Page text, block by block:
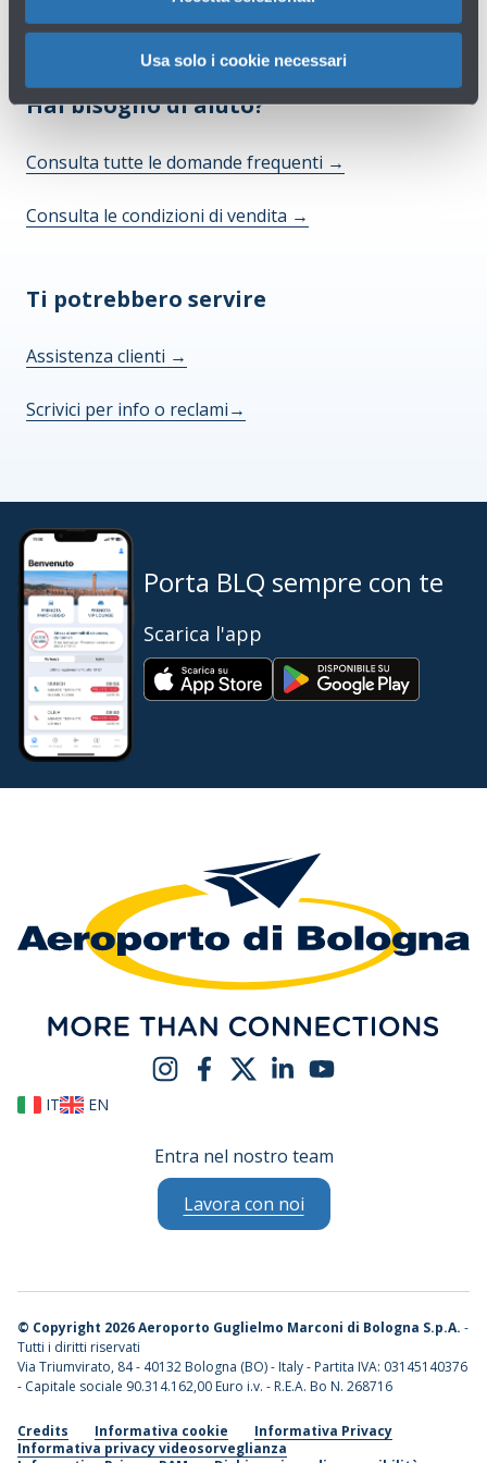
Usa solo i cookie necessari
Hai bisogno di aiuto?
Consulta tutte le domande frequenti →
Consulta le condizioni di vendita →
Ti potrebbero servire
Assistenza clienti →
Scrivici per info o reclami→
Porta BLQ sempre con te
Scarica l'app
IT EN
Entra nel nostro team
Lavora con noi
© Copyright 2026 Aeroporto Guglielmo Marconi di Bologna S.p.A. -
Tutti i diritti riservati
Via Triumvirato, 84 - 40132 Bologna (BO) - Italy - Partita IVA: 03145140376
- Capitale sociale 90.314.162,00 Euro i.v. - R.E.A. Bo N. 268716
Credits Informativa cookie
Informativa Privacy
Informativa privacy videosorveglianza